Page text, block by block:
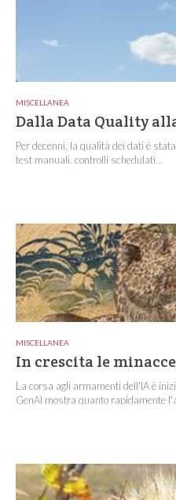
MISCELLANEA
Dalla Data Quality
Per decenni, la qualità dei dati è
test manuali, controlli schedulati...
MISCELLANEA
In crescita le
La corsa agli armamenti dell'IA è
GenAI mostra quanto rapidamente